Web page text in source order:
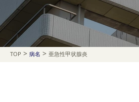
TOP > 病名 > 亜急性甲状腺炎